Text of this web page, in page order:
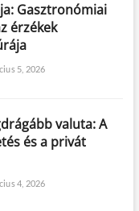
Gasztronómiai
érzékek
5, 2026
valuta: A
és a privát
4, 2026